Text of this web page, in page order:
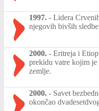
1997. - Lidera
njegovih bivših
2000. - Eritreja i
prekidu vatre kojim
zemlje.
2000. - Savet
okončao